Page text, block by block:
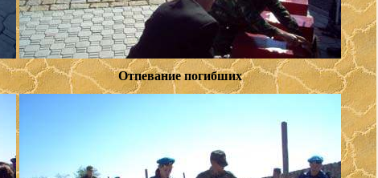
Отпевание погибших